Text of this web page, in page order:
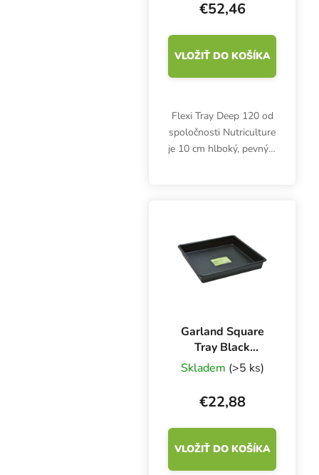
€52,46
VLOŽIŤ DO KOŠÍKA
Flexi Tray Deep 120 od
spoločnosti Nutriculture
je 10 cm hlboký, pevný a
Garland Square
Tray Black
80x80x12 cm,
plastový podnos
Skladem (>5 ks)
€22,88
VLOŽIŤ DO KOŠÍKA